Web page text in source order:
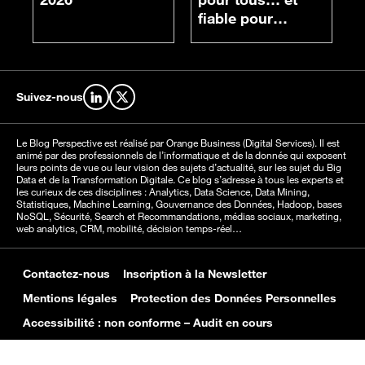
fiable pour
Suivez-nous Retrouvez-nous sur LinkedIn
Retrouvez-nous sur X
Le Blog Perspective est réalisé par Orange Business (Digital Services). Il est
animé par des professionnels de l’informatique et de la donnée qui exposent
leurs points de vue ou leur vision des sujets d’actualité, sur les sujet du Big
Data et de la Transformation Digitale. Ce blog s’adresse à tous les experts et
les curieux de ces disciplines : Analytics, Data Science, Data Mining,
Statistiques, Machine Learning, Gouvernance des Données, Hadoop, bases
NoSQL, Sécurité, Search et Recommandations, médias sociaux, marketing,
web analytics, CRM, mobilité, décision temps-réel…
Contactez-nous
Inscription à la Newsletter
Mentions légales
Protection des Données Personnelles
Accessibilité : non conforme – Audit en cours